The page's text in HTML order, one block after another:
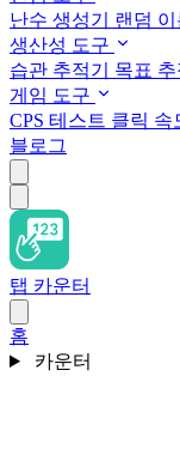
난수 생성기 랜덤 이
생산성 도구
습관 추적기 목표 추
게임 도구
CPS 테스트 클릭 속
블로그
탭 카운터
홈
카운터